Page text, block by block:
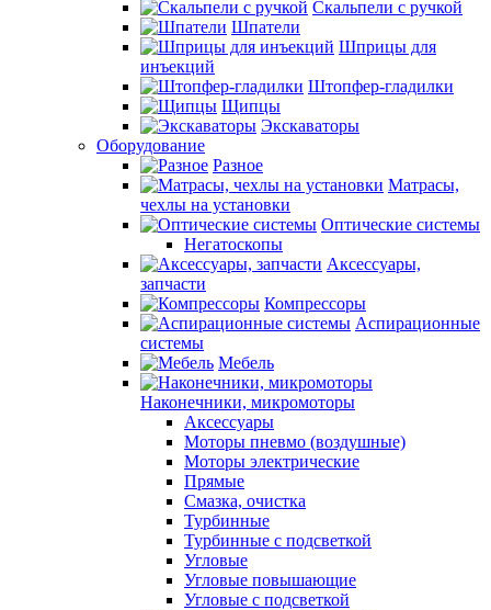
Скальпели с ручкой
Шпатели
Шприцы для
инъекций
Штопфер-гладилки
Щипцы
Экскаваторы
Оборудование
Разное
Матрасы,
чехлы на установки
Оптические системы
Негатоскопы
Аксессуары,
запчасти
Компрессоры
Аспирационные
системы
Мебель
Наконечники, микромоторы
Аксессуары
Моторы пневмо (воздушные)
Моторы электрические
Прямые
Смазка, очистка
Турбинные
Турбинные с подсветкой
Угловые
Угловые повышающие
Угловые с подсветкой